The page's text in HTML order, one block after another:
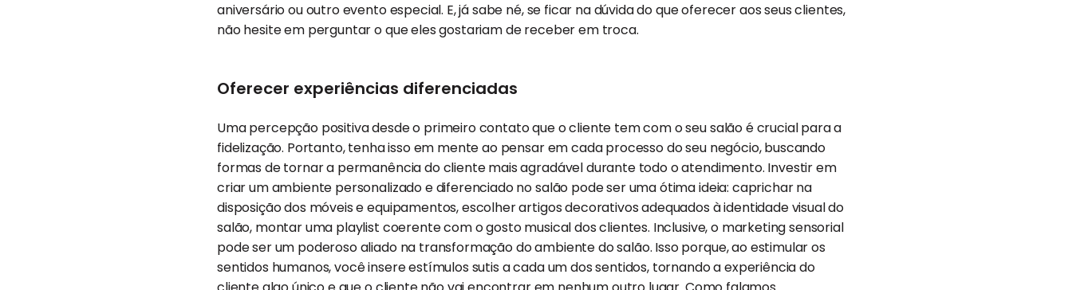
aniversário ou outro evento especial. E, já sabe né, se ficar na dúvida do que oferecer aos seus clientes,
não hesite em perguntar o que eles gostariam de receber em troca.
Oferecer experiências diferenciadas
Uma percepção positiva desde o primeiro contato que o cliente tem com o seu salão é crucial para a
fidelização. Portanto, tenha isso em mente ao pensar em cada processo do seu negócio, buscando
formas de tornar a permanência do cliente mais agradável durante todo o atendimento. Investir em
criar um ambiente personalizado e diferenciado no salão pode ser uma ótima ideia: caprichar na
disposição dos móveis e equipamentos, escolher artigos decorativos adequados à identidade visual do
salão, montar uma playlist coerente com o gosto musical dos clientes. Inclusive, o marketing sensorial
pode ser um poderoso aliado na transformação do ambiente do salão. Isso porque, ao estimular os
sentidos humanos, você insere estímulos sutis a cada um dos sentidos, tornando a experiência do